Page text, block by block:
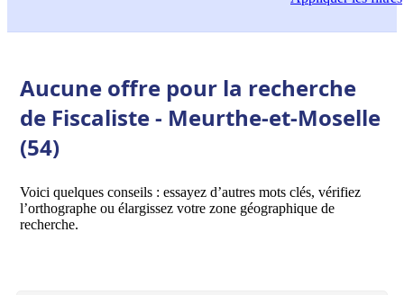
Aucune offre pour la recherche
de Fiscaliste - Meurthe-et-Moselle
(54)
Voici quelques conseils : essayez d’autres mots clés, vérifiez
l’orthographe ou élargissez votre zone géographique de
recherche.